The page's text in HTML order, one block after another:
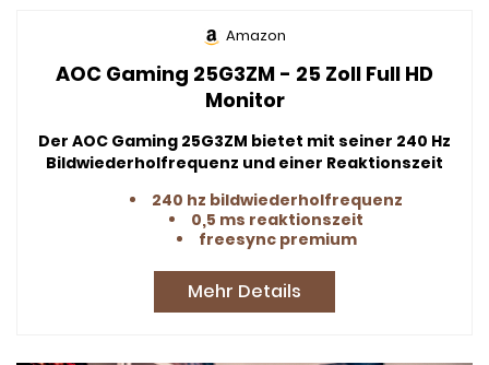
Amazon
AOC Gaming 25G3ZM - 25 Zoll Full HD
Monitor
Der AOC Gaming 25G3ZM bietet mit seiner 240 Hz
Bildwiederholfrequenz und einer Reaktionszeit
Spielerlebnis. Ideal für FPS, Renn- oder RTS-Spiele.
240 hz bildwiederholfrequenz
0,5 ms reaktionszeit
freesync premium
Mehr Details